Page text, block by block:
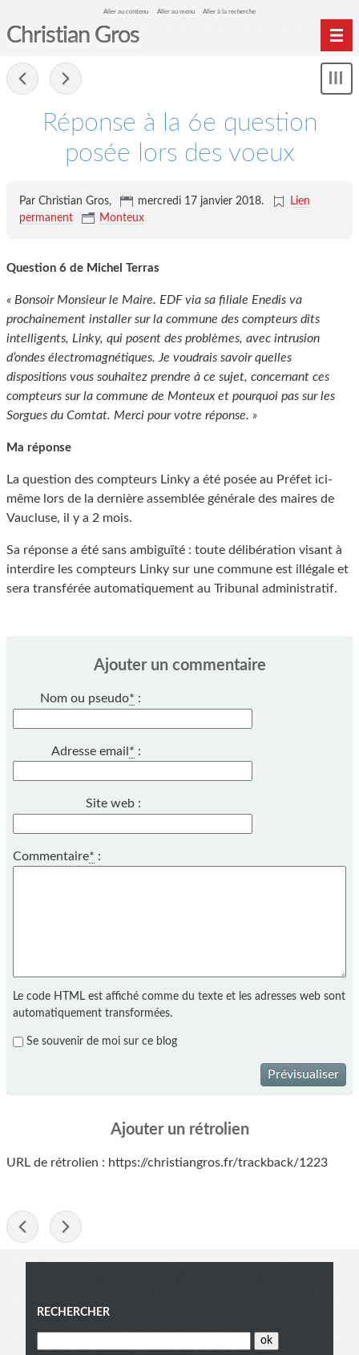
Aller au contenu Aller au menu Aller à la recherche
Christian Gros
Réponse à la 6e question
posée lors des voeux
Par Christian Gros, mercredi 17 janvier 2018.
Lien
permanent
Monteux
Question 6 de Michel Terras
« Bonsoir Monsieur le Maire. EDF via sa filiale Enedis va
prochainement installer sur la commune des compteurs dits
intelligents, Linky, qui posent des problèmes, avec intrusion
d’ondes électromagnétiques. Je voudrais savoir quelles
dispositions vous souhaitez prendre à ce sujet, concernant ces
compteurs sur la commune de Monteux et pourquoi pas sur les
Sorgues du Comtat. Merci pour votre réponse. »
Ma réponse
La question des compteurs Linky a été posée au Préfet ici-
même lors de la dernière assemblée générale des maires de
Vaucluse, il y a 2 mois.
Sa réponse a été sans ambiguïté : toute délibération visant à
interdire les compteurs Linky sur une commune est illégale et
sera transférée automatiquement au Tribunal administratif.
Ajouter un commentaire
Nom ou pseudo* :
Adresse email * :
Site web :
Commentaire* :
Le code HTML est affiché comme du texte et les adresses web sont
automatiquement transformées.
Se souvenir de moi sur ce blog
Prévisualiser
Ajouter un rétrolien
URL de rétrolien : https://christiangros.fr/trackback/1223
Menu
RECHERCHER